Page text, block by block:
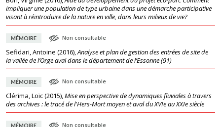
impliquer une population de type urbaine dans une démarche participative
visant à réintroduire de la nature en ville, dans leurs milieux de vie?
MÉMOIRE Non consultable
Sefidari, Antoine (2016),Analyse et plan de gestion des entrées de site de
la vallée de l’Orge aval dans le département de l’Essonne (91)
MÉMOIRE Non consultable
Clérima, Loïc(2015),Mise en perspective de dynamiques fluviales à travers
des archives : le tracé de l'Hers-Mort moyen et aval du XVIe au XXIe siècle
MÉMOIRE Non consultable